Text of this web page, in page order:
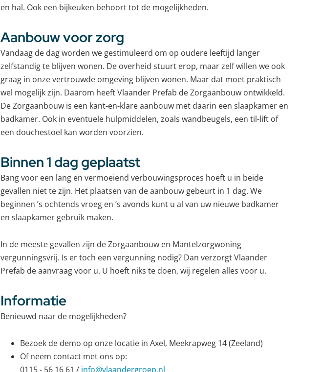
en hal. Ook een bijkeuken behoort tot de mogelijkheden.
Aanbouw voor zorg
Vandaag de dag worden we gestimuleerd om op oudere leeftijd langer
zelfstandig te blijven wonen. De overheid stuurt erop, maar zelf willen we ook
graag in onze vertrouwde omgeving blijven wonen. Maar dat moet praktisch
wel mogelijk zijn. Daarom heeft Vlaander Prefab de Zorgaanbouw ontwikkeld.
De Zorgaanbouw is een kant-en-klare aanbouw met daarin een slaapkamer en
badkamer. Ook in eventuele hulpmiddelen, zoals wandbeugels, een til-lift of
een douchestoel kan worden voorzien.
Binnen 1 dag geplaatst
Bang voor een lang en vermoeiend verbouwingsproces hoeft u in beide
gevallen niet te zijn. Het plaatsen van de aanbouw gebeurt in 1 dag. We
beginnen ’s ochtends vroeg en ’s avonds kunt u al van uw nieuwe badkamer
en slaapkamer gebruik maken.
In de meeste gevallen zijn de Zorgaanbouw en Mantelzorgwoning
vergunningsvrij. Is er toch een vergunning nodig? Dan verzorgt Vlaander
Prefab de aanvraag voor u. U hoeft niks te doen, wij regelen alles voor u.
Informatie
Benieuwd naar de mogelijkheden?
Bezoek de demo op onze locatie in Axel, Meekrapweg 14 (Zeeland)
Of neem contact met ons op:
0115 - 56 16 61 / info@vlaandergroep.nl